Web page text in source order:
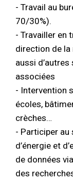
- Travail au
70/30%).
- Travailler en
direction de la
aussi
associées
- Intervention
écoles,
crèches…
- Participer
d’énergie et
de données
des